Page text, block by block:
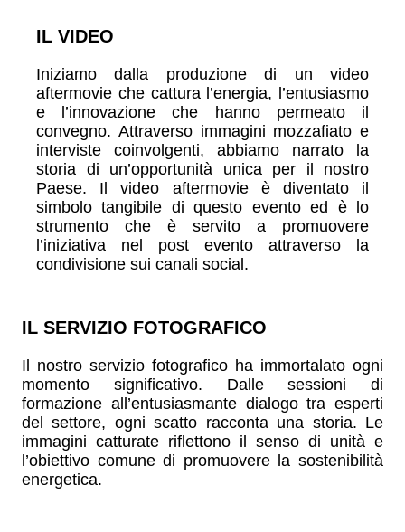
IL VIDEO
Iniziamo dalla produzione di un video
aftermovie che cattura l’energia, l’entusiasmo
e l’innovazione che hanno permeato il
convegno. Attraverso immagini mozzafiato e
interviste coinvolgenti, abbiamo narrato la
storia di un’opportunità unica per il nostro
Paese. Il video aftermovie è diventato il
simbolo tangibile di questo evento ed è lo
strumento che è servito a promuovere
l’iniziativa nel post evento attraverso la
condivisione sui canali social.
IL SERVIZIO FOTOGRAFICO
Il nostro servizio fotografico ha immortalato ogni
momento significativo. Dalle sessioni di
formazione all’entusiasmante dialogo tra esperti
del settore, ogni scatto racconta una storia. Le
immagini catturate riflettono il senso di unità e
l’obiettivo comune di promuovere la sostenibilità
energetica.